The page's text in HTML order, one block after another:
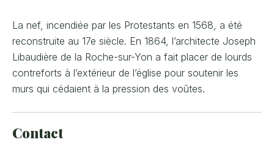
La nef, incendiée par les Protestants en 1568, a été
reconstruite au 17e siècle. En 1864, l’architecte Joseph
Libaudière de la Roche-sur-Yon a fait placer de lourds
contreforts à l’extérieur de l’église pour soutenir les
murs qui cédaient à la pression des voûtes.
Contact